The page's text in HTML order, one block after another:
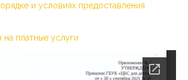
и условиях предоставления
платные услуги